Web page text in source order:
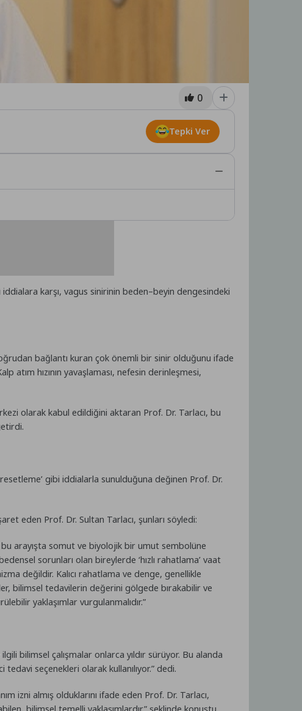
0
Tepki Ver
karşı, vagus sinirinin beden–beyin dengesindeki
bağlantı kuran çok önemli bir sinir olduğunu ifade
atım hızının yavaşlaması, nefesin derinleşmesi,
olarak kabul edildiğini aktaran Prof. Dr. Tarlacı, bu
gibi iddialarla sunulduğuna değinen Prof. Dr.
eden Prof. Dr. Sultan Tarlacı, şunları söyledi:
bu arayışta somut ve biyolojik bir umut sembolüne
sorunları olan bireylerde ‘hızlı rahatlama’ vaat
değildir. Kalıcı rahatlama ve denge, genellikle
bilimsel tedavilerin değerini gölgede bırakabilir ve
yaklaşımlar vurgulanmalıdır.”
bilimsel çalışmalar onlarca yıldır sürüyor. Bu alanda
seçenekleri olarak kullanılıyor.” dedi.
izni almış olduklarını ifade eden Prof. Dr. Tarlacı,